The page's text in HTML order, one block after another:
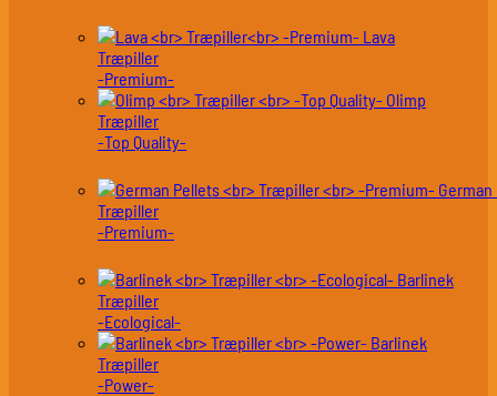
Lava
Træpiller
-Premium-
Olimp
Træpiller
-Top Quality-
Træpiller
-Premium-
Barlinek
Træpiller
-Ecological-
Barlinek
Træpiller
-Power-